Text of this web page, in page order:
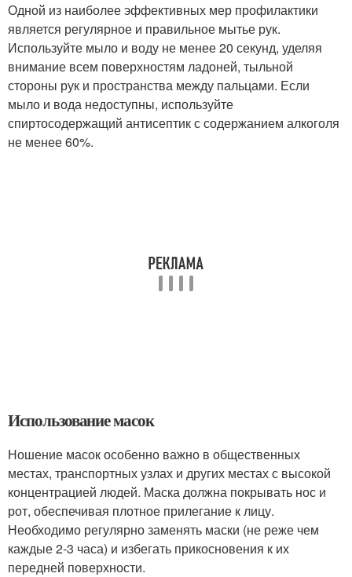
Одной из наиболее эффективных мер профилактики
является регулярное и правильное мытье рук.
Используйте мыло и воду не менее 20 секунд, уделяя
внимание всем поверхностям ладоней, тыльной
стороны рук и пространства между пальцами. Если
мыло и вода недоступны, используйте
спиртосодержащий антисептик с содержанием алкоголя
не менее 60%.
Использование масок
Ношение масок особенно важно в общественных
местах, транспортных узлах и других местах с высокой
концентрацией людей. Маска должна покрывать нос и
рот, обеспечивая плотное прилегание к лицу.
Необходимо регулярно заменять маски (не реже чем
каждые 2-3 часа) и избегать прикосновения к их
передней поверхности.